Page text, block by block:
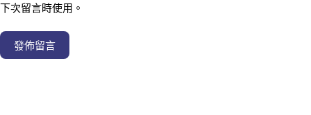
下次留言時使用。
發佈留言